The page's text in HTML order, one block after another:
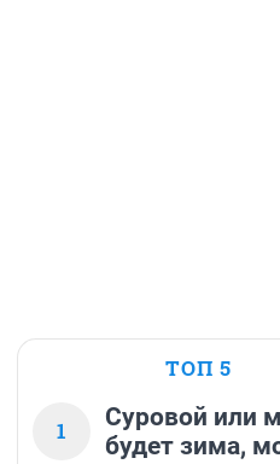
ТОП 5
1
Суровой или
будет зима,